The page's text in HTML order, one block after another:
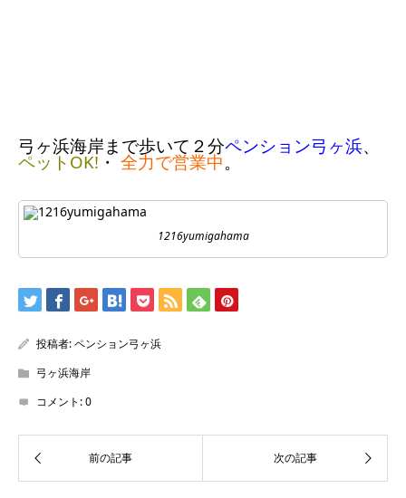
弓ヶ浜海岸まで歩いて２分ペンション弓ヶ浜、
ペットOK! ・ 全力で営業中。
1216yumigahama
投稿者:ペンション弓ヶ浜
弓ヶ浜海岸
コメント:0